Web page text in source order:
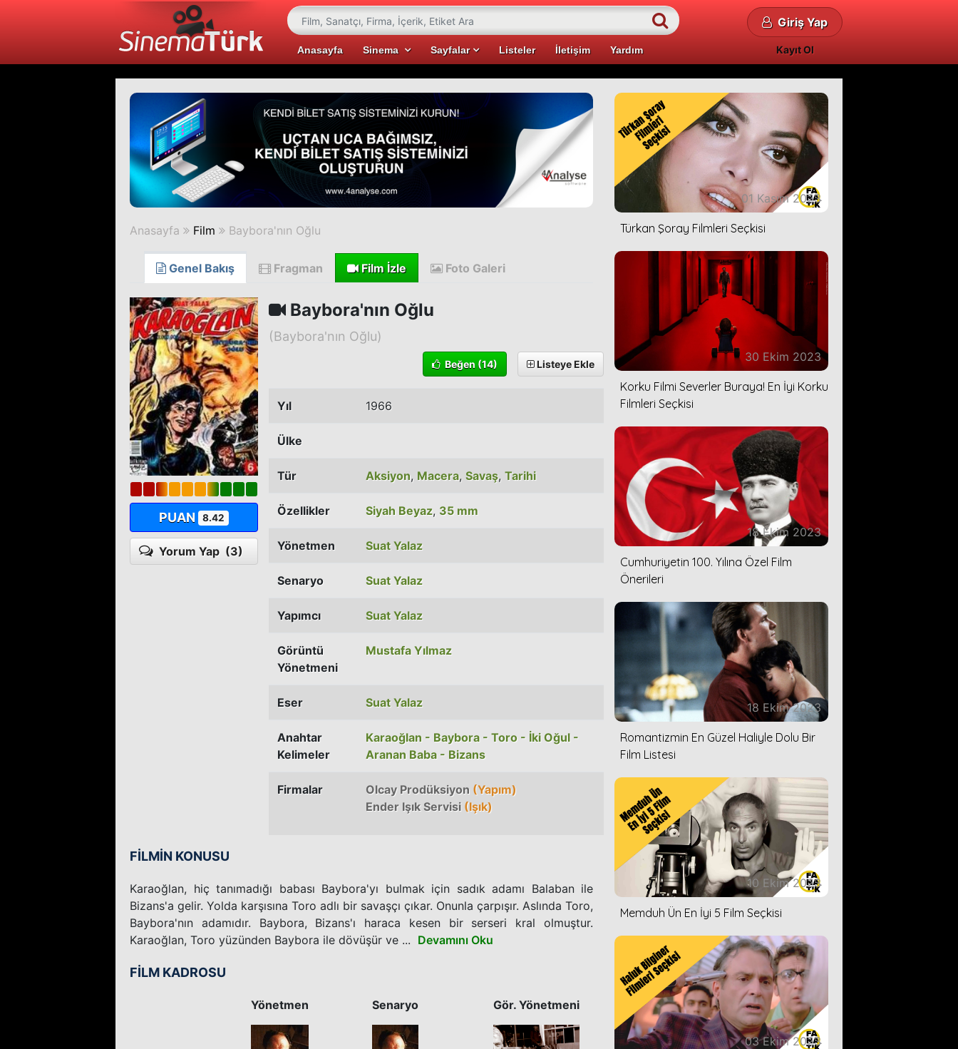
Anasayfa Sinema Sayfalar Listeler İletişim Yardım
Giriş Yap
Kayıt Ol
Anasayfa Film Baybora'nın Oğlu
Genel Bakış Fragman Film İzle Foto Galeri
PUAN 8.42
Yorum Yap (3)
Baybora'nın Oğlu
(Baybora'nın Oğlu)
Beğen (14) Listeye Ekle
Yıl 1966
Ülke
Tür Aksiyon, Macera, Savaş, Tarihi
Özellikler Siyah Beyaz, 35 mm
Yönetmen Suat Yalaz
Senaryo Suat Yalaz
Yapımcı Suat Yalaz
Görüntü
Yönetmeni
Mustafa Yılmaz
Eser Suat Yalaz
Anahtar
Kelimeler
Karaoğlan - Baybora - Toro - İki Oğul -
Aranan Baba - Bizans
Firmalar Olcay Prodüksiyon (Yapım)
Ender Işık Servisi (Işık)
FİLMİN KONUSU
Karaoğlan, hiç tanımadığı babası Baybora'yı bulmak için sadık adamı Balaban ile
Bizans'a gelir. Yolda karşısına Toro adlı bir savaşçı çıkar. Onunla çarpışır. Aslında Toro,
Baybora'nın adamıdır. Baybora, Bizans'ı haraca kesen bir serseri kral olmuştur.
Karaoğlan, Toro yüzünden Baybora ile dövüşür ve ... Devamını Oku
FİLM KADROSU
Yönetmen Senaryo Gör. Yönetmeni
01 Kasım 2023
Türkan Şoray Filmleri Seçkisi
30 Ekim 2023
Korku Filmi Severler Buraya! En İyi Korku
Filmleri Seçkisi
18 Ekim 2023
Cumhuriyetin 100. Yılına Özel Film
Önerileri
18 Ekim 2023
Romantizmin En Güzel Haliyle Dolu Bir
Film Listesi
10 Ekim 2023
Memduh Ün En İyi 5 Film Seçkisi
03 Ekim 2023